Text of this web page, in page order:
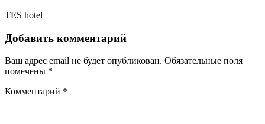
TES hotel
Добавить комментарий
Ваш адрес email не будет опубликован. Обязательные поля
помечены *
Комментарий *